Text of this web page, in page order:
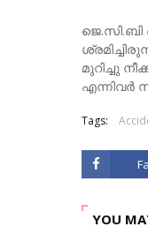
മുറിച്ചു
എന്നിവർ
Tags:
YOU